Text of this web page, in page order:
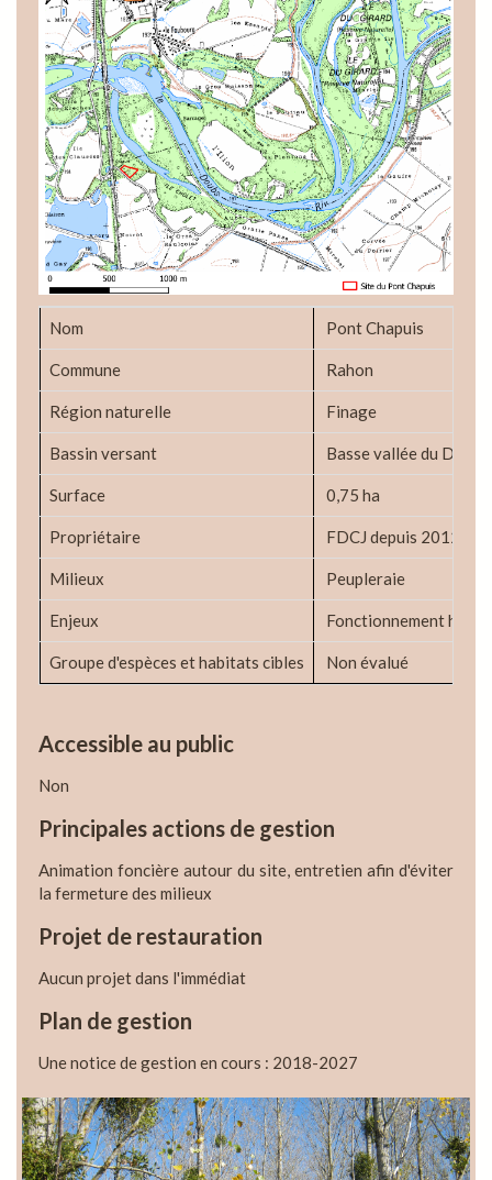
Nom Pont Chapuis
Commune Rahon
Région naturelle Finage
Bassin versant Basse vallée du Doubs
Surface 0,75 ha
Propriétaire FDCJ depuis 2012
Milieux Peupleraie
Enjeux Fonctionnement
Groupe d'espèces et habitats cibles Non évalué
Accessible au public
Non
Principales actions de gestion
Animation foncière autour du site, entretien afin d'éviter
la fermeture des milieux
Projet de restauration
Aucun projet dans l'immédiat
Plan de gestion
Une notice de gestion en cours : 2018-2027